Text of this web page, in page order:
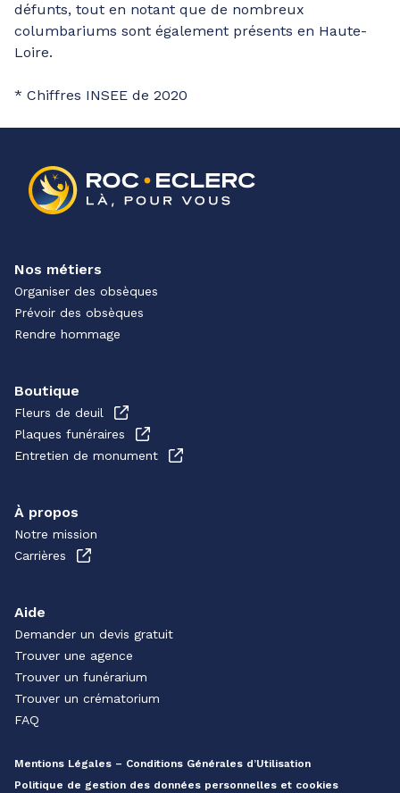
défunts, tout en notant que de nombreux
columbariums sont également présents en Haute-
Loire.
* Chiffres INSEE de 2020
Nos métiers
Organiser des obsèques
Prévoir des obsèques
Rendre hommage
Boutique
Fleurs de deuil
Plaques funéraires
Entretien de monument
À propos
Notre mission
Carrières
Aide
Demander un devis gratuit
Trouver une agence
Trouver un funérarium
Trouver un crématorium
FAQ
Mentions Légales – Conditions Générales d’Utilisation
Politique de gestion des données personnelles et cookies